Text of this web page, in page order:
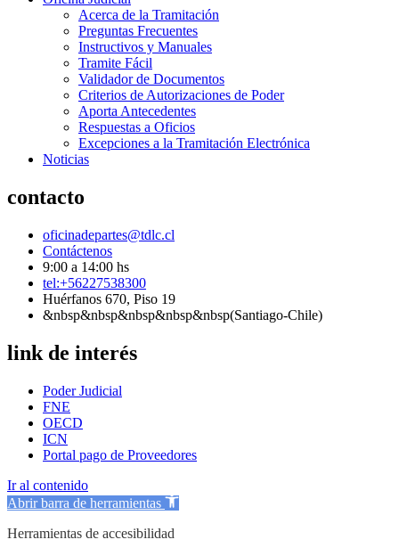
Acerca de la Tramitación
Preguntas Frecuentes
Instructivos y Manuales
Tramite Fácil
Validador de Documentos
Criterios de Autorizaciones de Poder
Aporta Antecedentes
Respuestas a Oficios
Excepciones a la Tramitación Electrónica
Noticias
contacto
oficinadepartes@tdlc.cl
Contáctenos
9:00 a 14:00 hs
tel:+56227538300
Huérfanos 670, Piso 19
&nbsp&nbsp&nbsp&nbsp&nbsp(Santiago-Chile)
link de interés
Poder Judicial
FNE
OECD
ICN
Portal pago de Proveedores
Ir al contenido
Abrir barra de herramientas
Herramientas de accesibilidad